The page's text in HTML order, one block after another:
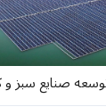
صنایع سبز